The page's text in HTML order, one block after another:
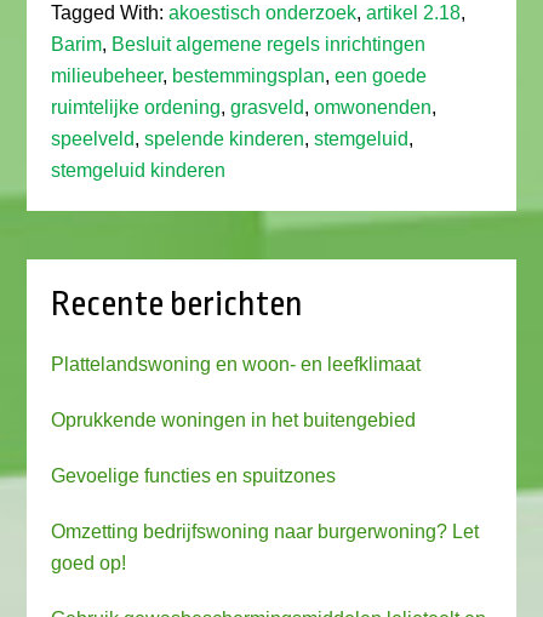
Tagged With:akoestisch onderzoek,artikel 2.18,
Barim, Besluit algemene regels inrichtingen
milieubeheer, bestemmingsplan,een goede
ruimtelijke ordening,grasveld,omwonenden,
speelveld,spelende kinderen,stemgeluid,
stemgeluid kinderen
Recente berichten
Plattelandswoning en woon- en leefklimaat
Oprukkende woningen in het buitengebied
Gevoelige functies en spuitzones
Omzetting bedrijfswoning naar burgerwoning? Let
goed op!